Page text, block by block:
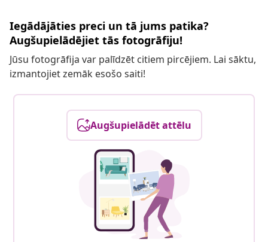
Iegādājāties preci un tā jums patika?
Augšupielādējiet tās fotogrāfiju!
Jūsu fotogrāfija var palīdzēt citiem pircējiem. Lai sāktu,
izmantojiet zemāk esošo saiti!
Augšupielādēt attēlu